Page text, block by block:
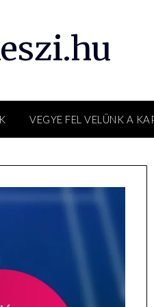
VEGYE FEL VELÜNK A